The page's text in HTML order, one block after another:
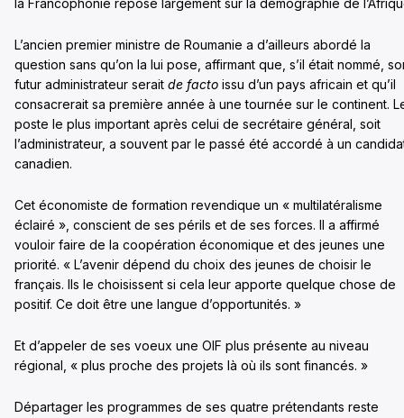
la Francophonie repose largement sur la démographie de
L’ancien premier ministre de Roumanie a d’ailleurs abordé la
question sans qu’on la lui pose, affirmant que, s’il était nommé,
futur administrateur serait de facto issu d’un pays africain et qu’il
consacrerait sa première année à une tournée sur le continent.
poste le plus important après celui de secrétaire général, soit
l’administrateur, a souvent par le passé été accordé à un
canadien.
Cet économiste de formation revendique un « multilatéralisme
éclairé », conscient de ses périls et de ses forces. Il a affirmé
vouloir faire de la coopération économique et des jeunes une
priorité. « L’avenir dépend du choix des jeunes de choisir le
français. Ils le choisissent si cela leur apporte quelque chose de
positif. Ce doit être une langue d’opportunités. »
Et d’appeler de ses voeux une OIF plus présente au niveau
régional, « plus proche des projets là où ils sont financés. »
Départager les programmes de ses quatre prétendants reste